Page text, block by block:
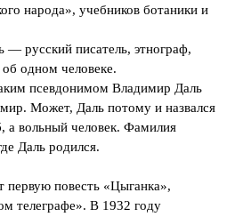
народа», учебников ботаники и
русский писатель, этнограф,
одном человеке.
псевдонимом Владимир Даль
Может, Даль потому и назвался
а вольный человек. Фамилия
Даль родился.
первую повесть «Цыганка»,
телеграфе». В 1932 году